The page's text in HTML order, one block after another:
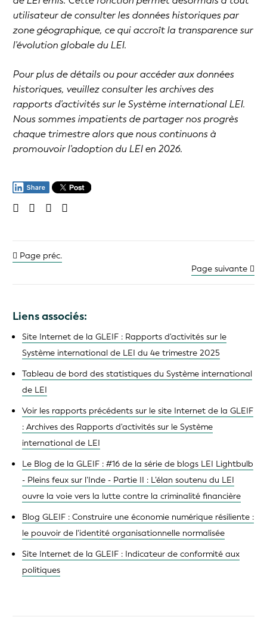
utilisateur de consulter les données historiques par
zone géographique, ce qui accroît la transparence sur
l'évolution globale du LEI.
Pour plus de détails ou pour accéder aux données
historiques, veuillez consulter les archives des
rapports d'activités sur le Système international LEI.
Nous sommes impatients de partager nos progrès
chaque trimestre alors que nous continuons à
promouvoir l'adoption du LEI en 2026.
Page préc.
Page suivante
Liens associés:
Site Internet de la GLEIF : Rapports d'activités sur le
Système international de LEI du 4e trimestre 2025
Tableau de bord des statistiques du Système international
de LEI
Voir les rapports précédents sur le site Internet de la GLEIF
: Archives des Rapports d'activités sur le Système
international de LEI
Le Blog de la GLEIF : #16 de la série de blogs LEI Lightbulb
- Pleins feux sur l’Inde - Partie II : L’élan soutenu du LEI
ouvre la voie vers la lutte contre la criminalité financière
Blog GLEIF : Construire une économie numérique résiliente :
le pouvoir de l'identité organisationnelle normalisée
Site Internet de la GLEIF : Indicateur de conformité aux
politiques